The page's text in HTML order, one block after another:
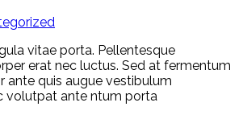
vitae porta. Pellentesque
erat nec luctus. Sed at fermentum
ante quis augue vestibulum
volutpat ante ntum porta